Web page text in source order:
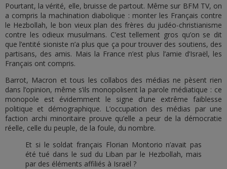
Pourtant, la vérité, elle, bruisse de partout. Même sur BFM TV, on
a compris la machination diabolique : monter les Français contre
le Hezbollah, le bon vieux plan des frères du judéo-christianisme
contre les odieux musulmans. C’est tellement gros qu’on se dit
que l’entité sioniste n’a plus que ça pour trouver des soutiens, des
partisans, des amis. Mais la France n’est plus l’amie d’Israël, les
Français ont compris.
Barrot, Macron et tous les collabos des médias ne pèsent rien
dans l’opinion, même s’ils monopolisent la parole médiatique : ce
monopole est évidemment le signe d’une extrême faiblesse
politique et démographique. L’occupation des médias par une
faction archi minoritaire prouve qu’elle a peur de la démocratie
réelle, celle du peuple, de la foule, du nombre.
Et si le soldat français Florian Montorio n’avait pas
été tué dans le sud du Liban par le Hezbollah, mais
par des éléments affiliés à Israël ?